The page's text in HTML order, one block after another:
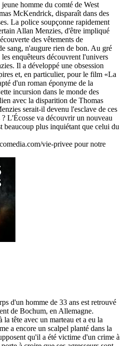
homme du comté de West
McKendrick, disparaît dans des
La police soupçonne rapidement
Allan Menzies, d'être impliqué
des vêtements de
sang, n'augure rien de bon. Au gré
enquêteurs découvrent l'univers
Il a développé une obsession
et, en particulier, pour le film «La
d'un roman éponyme de la
incursion dans le monde des
avec la disparition de Thomas
serait-il devenu l'esclave de ces
L'Écosse va découvrir un nouveau
beaucoup plus inquiétant que celui du
vie-privee pour notre
d'un homme de 33 ans est retrouvé
de Bochum, en Allemagne.
la tête avec un marteau et a eu la
a encore un scalpel planté dans la
qu'il a été victime d'un crime à